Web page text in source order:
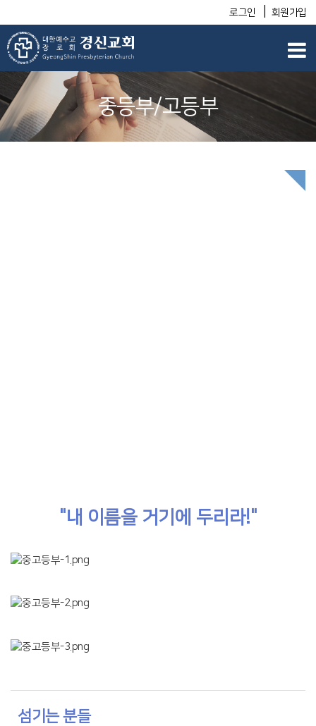
로그인 회원가입
중등부/고등부
"내 이름을 거기에 두리라!"
섬기는 분들